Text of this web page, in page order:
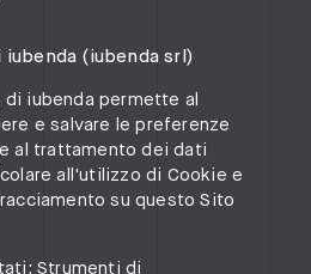
(iubenda srl)
di iubenda permette al
e salvare le preferenze
al trattamento dei dati
all'utilizzo di Cookie e
su questo Sito
Strumenti di